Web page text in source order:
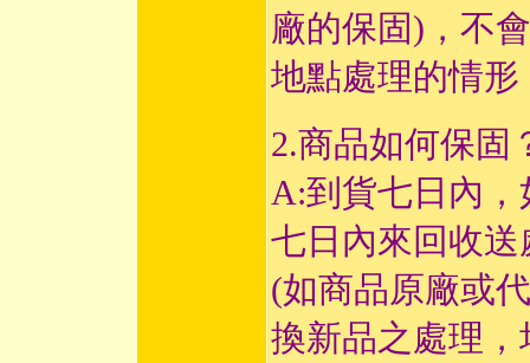
廠的保固)，不
地點處理的情形
2.商品如何保固
A:到貨七日內
七日內來回收
(如商品原廠或
換新品之處理